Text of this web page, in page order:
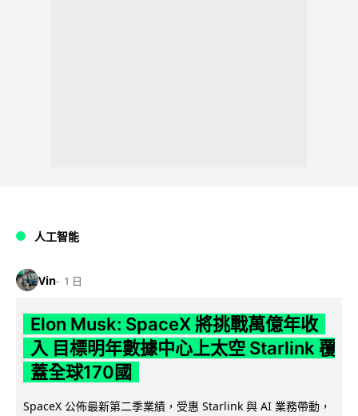
人工智能
Vin 1 日
Elon Musk: SpaceX 將挑戰萬億年收
入 目標明年數據中心上太空 Starlink 覆
蓋全球170國
SpaceX 公佈最新第二季業績，受惠 Starlink 與 AI 業務帶動，